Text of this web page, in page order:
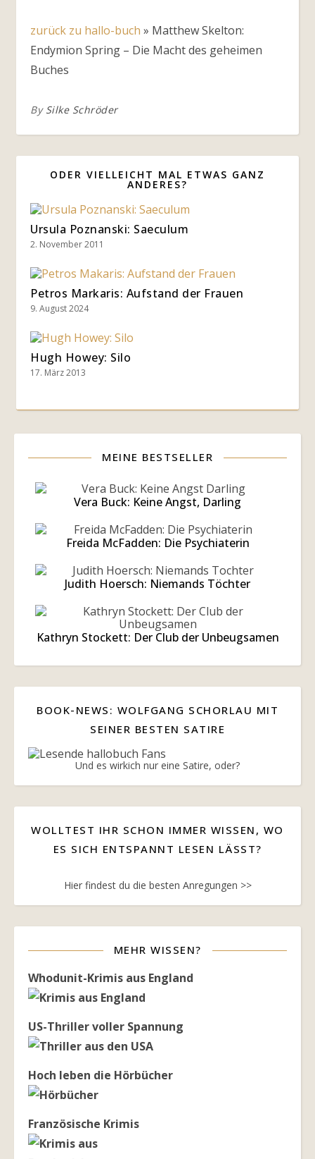
zurück zu hallo-buch » Matthew Skelton:
Endymion Spring – Die Macht des geheimen
Buches
By Silke Schröder
ODER VIELLEICHT MAL ETWAS GANZ
ANDERES?
Ursula Poznanski: Saeculum
2. November 2011
Petros Markaris: Aufstand der Frauen
9. August 2024
Hugh Howey: Silo
17. März 2013
MEINE BESTSELLER
Vera Buck: Keine Angst, Darling
Freida McFadden: Die Psychiaterin
Judith Hoersch: Niemands Töchter
Kathryn Stockett: Der Club der Unbeugsamen
BOOK-NEWS: WOLFGANG SCHORLAU MIT
SEINER BESTEN SATIRE
Und es wirkich nur eine Satire, oder?
WOLLTEST IHR SCHON IMMER WISSEN, WO
ES SICH ENTSPANNT LESEN LÄSST?
Hier findest du die besten Anregungen >>
MEHR WISSEN?
Whodunit-Krimis aus England
US-Thriller voller Spannung
Hoch leben die Hörbücher
Französische Krimis